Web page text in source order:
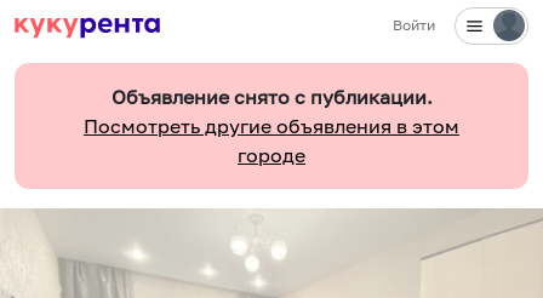
Войти
Объявление снято с публикации.
Посмотреть другие объявления в этом
городе